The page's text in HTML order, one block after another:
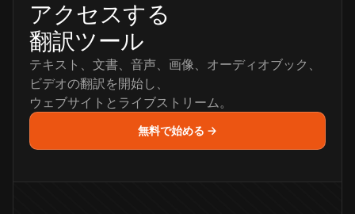
アクセスする
翻訳ツール
テキスト、文書、音声、画像、オーディオブック、
ビデオの翻訳を開始し、
ウェブサイトとライブストリーム。
無料で始める →